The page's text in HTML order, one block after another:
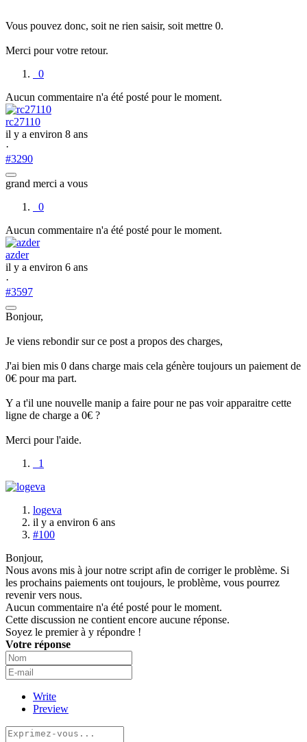
Vous pouvez donc, soit ne rien saisir, soit mettre 0.
Merci pour votre retour.
0
Aucun commentaire n'a été posté pour le moment.
rc27110
il y a environ 8 ans
·
#3290
grand merci a vous
0
Aucun commentaire n'a été posté pour le moment.
azder
il y a environ 6 ans
·
#3597
Bonjour,
Je viens rebondir sur ce post a propos des charges,
J'ai bien mis 0 dans charge mais cela génère toujours un paiement de
0€ pour ma part.
Y a t'il une nouvelle manip a faire pour ne pas voir apparaitre cette
ligne de charge a 0€ ?
Merci pour l'aide.
1
logeva
il y a environ 6 ans
#100
Bonjour,
Nous avons mis à jour notre script afin de corriger le problème. Si
les prochains paiements ont toujours, le problème, vous pourrez
revenir vers nous.
Aucun commentaire n'a été posté pour le moment.
Cette discussion ne contient encore aucune réponse.
Soyez le premier à y répondre !
Votre réponse
Write
Preview